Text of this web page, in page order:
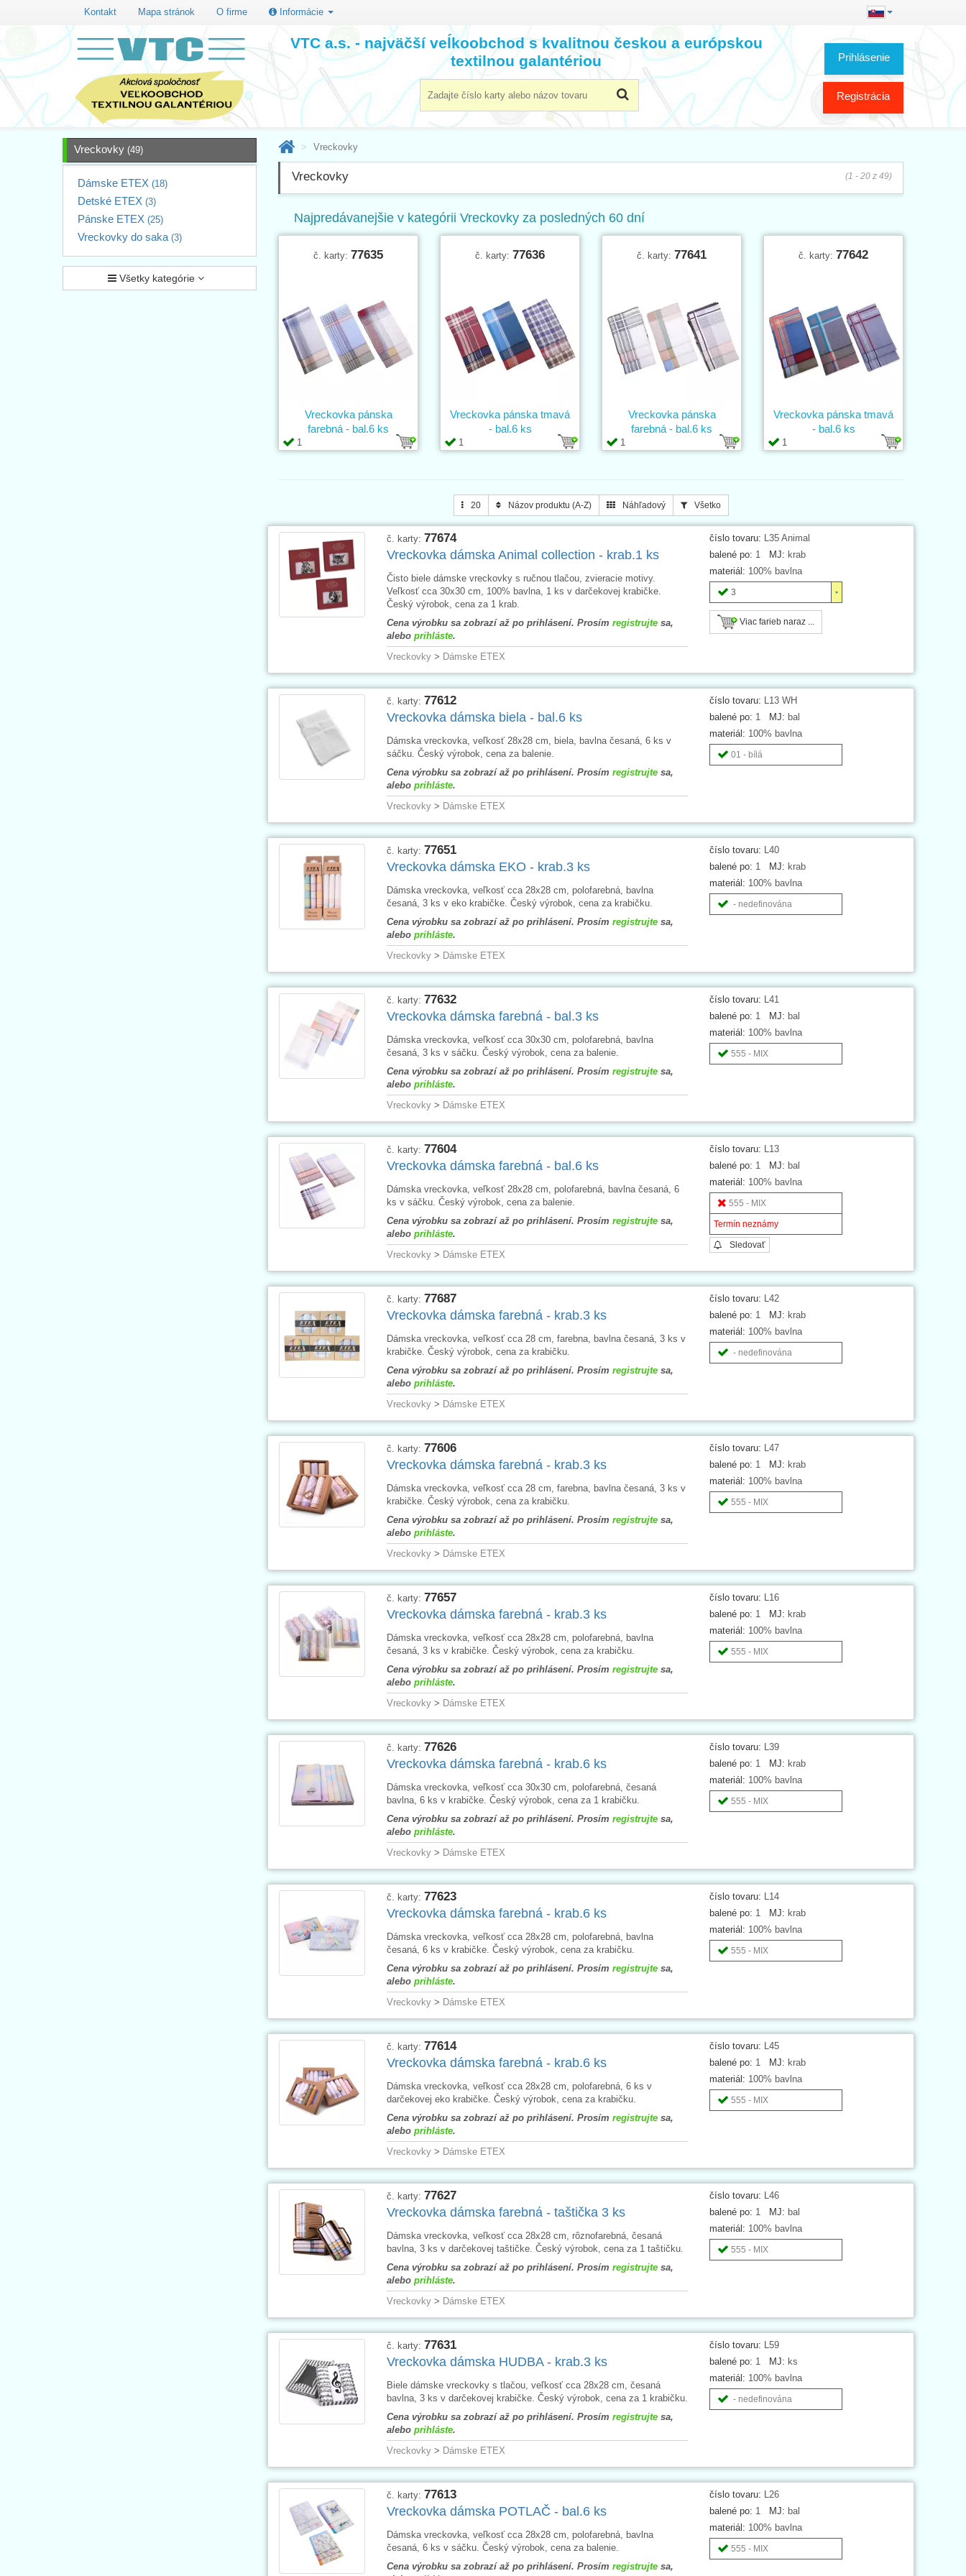
Kontakt Mapa stránok O firme Informácie
Prihlásenie
Registrácia
VTC a.s. - najväčší veĺkoobchod s kvalitnou českou a európskou
textilnou galantériou
Vreckovky (49)
Dámske ETEX (18)
Detské ETEX (3)
Pánske ETEX (25)
Vreckovky do saka (3)
Všetky kategórie
Vreckovky
Vreckovky (1 - 20 z 49)
Najpredávanejšie v kategórii Vreckovky za posledných 60 dní
č. karty: 77635
1
Vreckovka pánska
farebná - bal.6 ks
č. karty: 77636
1
Vreckovka pánska tmavá
- bal.6 ks
č. karty: 77641
1
Vreckovka pánska
farebná - bal.6 ks
č. karty: 77642
1
Vreckovka pánska tmavá
- bal.6 ks
20 Názov produktu (A-Z) Náhľadový Všetko
číslo tovaru: L35 Animal
balené po: 1 MJ: krab
materiál: 100% bavlna
3
Viac farieb naraz ...
č. karty: 77674
Vreckovka dámska Animal collection - krab.1 ks
Čisto biele dámske vreckovky s ručnou tlačou, zvieracie motivy.
Veľkosť cca 30x30 cm, 100% bavlna, 1 ks v darčekovej krabičke.
Český výrobok, cena za 1 krab.
Cena výrobku sa zobrazí až po prihlásení. Prosím registrujtesa,
alebo prihláste.
Vreckovky> Dámske ETEX
číslo tovaru: L13 WH
balené po: 1 MJ: bal
materiál: 100% bavlna
01 - bílá
č. karty: 77612
Vreckovka dámska biela - bal.6 ks
Dámska vreckovka, veľkosť 28x28 cm, biela, bavlna česaná, 6 ks v
sáčku. Český výrobok, cena za balenie.
Cena výrobku sa zobrazí až po prihlásení. Prosím registrujtesa,
alebo prihláste.
Vreckovky> Dámske ETEX
číslo tovaru: L40
balené po: 1 MJ: krab
materiál: 100% bavlna
- nedefinována
č. karty: 77651
Vreckovka dámska EKO - krab.3 ks
Dámska vreckovka, veľkosť cca 28x28 cm, polofarebná, bavlna
česaná, 3 ks v eko krabičke. Český výrobok, cena za krabičku.
Cena výrobku sa zobrazí až po prihlásení. Prosím registrujtesa,
alebo prihláste.
Vreckovky> Dámske ETEX
číslo tovaru: L41
balené po: 1 MJ: bal
materiál: 100% bavlna
555 - MIX
č. karty: 77632
Vreckovka dámska farebná - bal.3 ks
Dámska vreckovka, veľkosť cca 30x30 cm, polofarebná, bavlna
česaná, 3 ks v sáčku. Český výrobok, cena za balenie.
Cena výrobku sa zobrazí až po prihlásení. Prosím registrujtesa,
alebo prihláste.
Vreckovky> Dámske ETEX
číslo tovaru: L13
balené po: 1 MJ: bal
materiál: 100% bavlna
555 - MIX
Termín neznámy
Sledovať
č. karty: 77604
Vreckovka dámska farebná - bal.6 ks
Dámska vreckovka, veľkosť 28x28 cm, polofarebná, bavlna česaná, 6
ks v sáčku. Český výrobok, cena za balenie.
Cena výrobku sa zobrazí až po prihlásení. Prosím registrujtesa,
alebo prihláste.
Vreckovky> Dámske ETEX
číslo tovaru: L42
balené po: 1 MJ: krab
materiál: 100% bavlna
- nedefinována
č. karty: 77687
Vreckovka dámska farebná - krab.3 ks
Dámska vreckovka, veľkosť cca 28 cm, farebna, bavlna česaná, 3 ks v
krabičke. Český výrobok, cena za krabičku.
Cena výrobku sa zobrazí až po prihlásení. Prosím registrujtesa,
alebo prihláste.
Vreckovky> Dámske ETEX
číslo tovaru: L47
balené po: 1 MJ: krab
materiál: 100% bavlna
555 - MIX
č. karty: 77606
Vreckovka dámska farebná - krab.3 ks
Dámska vreckovka, veľkosť cca 28 cm, farebna, bavlna česaná, 3 ks v
krabičke. Český výrobok, cena za krabičku.
Cena výrobku sa zobrazí až po prihlásení. Prosím registrujtesa,
alebo prihláste.
Vreckovky> Dámske ETEX
číslo tovaru: L16
balené po: 1 MJ: krab
materiál: 100% bavlna
555 - MIX
č. karty: 77657
Vreckovka dámska farebná - krab.3 ks
Dámska vreckovka, veľkosť cca 28x28 cm, polofarebná, bavlna
česaná, 3 ks v krabičke. Český výrobok, cena za krabičku.
Cena výrobku sa zobrazí až po prihlásení. Prosím registrujtesa,
alebo prihláste.
Vreckovky> Dámske ETEX
číslo tovaru: L39
balené po: 1 MJ: krab
materiál: 100% bavlna
555 - MIX
č. karty: 77626
Vreckovka dámska farebná - krab.6 ks
Dámska vreckovka, veľkosť cca 30x30 cm, polofarebná, česaná
bavlna, 6 ks v krabičke. Český výrobok, cena za 1 krabičku.
Cena výrobku sa zobrazí až po prihlásení. Prosím registrujtesa,
alebo prihláste.
Vreckovky> Dámske ETEX
číslo tovaru: L14
balené po: 1 MJ: krab
materiál: 100% bavlna
555 - MIX
č. karty: 77623
Vreckovka dámska farebná - krab.6 ks
Dámska vreckovka, veľkosť cca 28x28 cm, polofarebná, bavlna
česaná, 6 ks v krabičke. Český výrobok, cena za krabičku.
Cena výrobku sa zobrazí až po prihlásení. Prosím registrujtesa,
alebo prihláste.
Vreckovky> Dámske ETEX
číslo tovaru: L45
balené po: 1 MJ: krab
materiál: 100% bavlna
555 - MIX
č. karty: 77614
Vreckovka dámska farebná - krab.6 ks
Dámska vreckovka, veľkosť cca 28x28 cm, polofarebná, 6 ks v
darčekovej eko krabičke. Český výrobok, cena za krabičku.
Cena výrobku sa zobrazí až po prihlásení. Prosím registrujtesa,
alebo prihláste.
Vreckovky> Dámske ETEX
číslo tovaru: L46
balené po: 1 MJ: bal
materiál: 100% bavlna
555 - MIX
č. karty: 77627
Vreckovka dámska farebná - taštička 3 ks
Dámska vreckovka, veľkosť cca 28x28 cm, rôznofarebná, česaná
bavlna, 3 ks v darčekovej taštičke. Český výrobok, cena za 1 taštičku.
Cena výrobku sa zobrazí až po prihlásení. Prosím registrujtesa,
alebo prihláste.
Vreckovky> Dámske ETEX
číslo tovaru: L59
balené po: 1 MJ: ks
materiál: 100% bavlna
- nedefinována
č. karty: 77631
Vreckovka dámska HUDBA - krab.3 ks
Biele dámske vreckovky s tlačou, veľkosť cca 28x28 cm, česaná
bavlna, 3 ks v darčekovej krabičke. Český výrobok, cena za 1 krabičku.
Cena výrobku sa zobrazí až po prihlásení. Prosím registrujtesa,
alebo prihláste.
Vreckovky> Dámske ETEX
číslo tovaru: L26
balené po: 1 MJ: bal
materiál: 100% bavlna
555 - MIX
č. karty: 77613
Vreckovka dámska POTLAČ - bal.6 ks
Dámska vreckovka, veľkosť cca 28x28 cm, polofarebná, bavlna
česaná, 6 ks v sáčku. Český výrobok, cena za balenie.
Cena výrobku sa zobrazí až po prihlásení. Prosím registrujtesa,